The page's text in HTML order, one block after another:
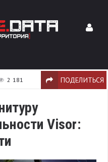
2 181 ПОДЕЛИТЬСЯ
Visor: